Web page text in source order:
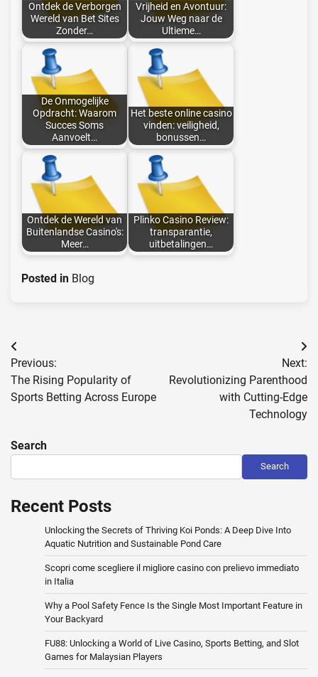
Ontdek de Verborgen
Wereld van Bet Sites
Zonder…
Vrijheid en Avontuur:
Jouw Weg naar de
Ultieme…
De Onmogelijke
Opdracht: Waarom
Succes Soms
Aanvoelt…
Het beste online casino
vinden: veiligheid,
bonussen…
Ontdek de Wereld van
Buitenlandse Casino's:
Meer…
Plinko Casino Review:
transparantie,
uitbetalingen…
Posted in Blog
Post
navigation
Previous:
The Rising Popularity of
Sports Betting Across Europe
Next:
Revolutionizing Parenthood
with Cutting-Edge
Technology
Search
Search
Recent Posts
Unlocking the Secrets of Thriving Koi Ponds: A Deep Dive Into
Aquatic Nutrition and Sustainable Pond Care
Scopri come scegliere il migliore casino con prelievo immediato
in Italia
Why a Pool Safety Fence Is the Single Most Important Feature in
Your Backyard
FU88: Unlocking a World of Live Casino, Sports Betting, and Slot
Games for Malaysian Players